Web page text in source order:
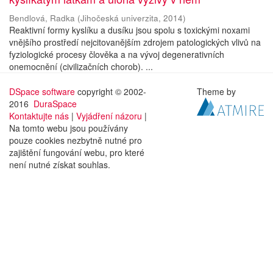
Bendlová, Radka (Jihočeská univerzita, 2014)
Reaktivní formy kyslíku a dusíku jsou spolu s toxickými noxami
vnějšího prostředí nejcitovanějším zdrojem patologických vlivů na
fyziologické procesy člověka a na vývoj degenerativních
onemocnění (civilizačních chorob). ...
DSpace software copyright © 2002-
2016 DuraSpace
Kontaktujte nás | Vyjádření názoru |
Na tomto webu jsou používány
pouze cookies nezbytně nutné pro
zajištění fungování webu, pro které
není nutné získat souhlas.
Theme by